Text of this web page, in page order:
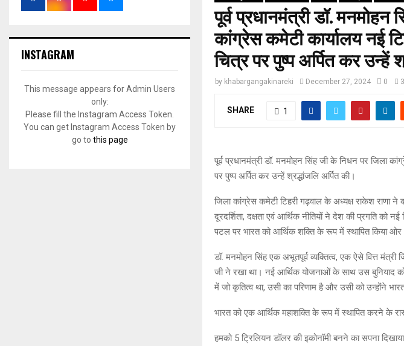
पूर्व प्रधानमंत्री डॉ.
कांग्रेस कमेटी कार्यालय नई
चित्र पर पुष्प अर्पित कर उन्हें
by khabargangakinareki December 27, 2024 0
SHARE 1
पूर्व प्रधानमंत्री डॉ. मनमोहन सिंह जी के निधन पर जिला
पर पुष्प अर्पित कर उन्हें श्रद्धांजलि अर्पित की।
जिला कांग्रेस कमेटी टिहरी गढ़वाल के अध्यक्ष राकेश राणा
दूरदर्शिता, दक्षता एवं आर्थिक नीतियों ने देश की प्रगति को
पटल पर भारत को आर्थिक शक्ति के रूप में स्थापित किया ओर
डॉ. मनमोहन सिंह एक अभूतपूर्व व्यक्तित्व, एक ऐसे वित्त मंत्री
जी ने रखा था। नई आर्थिक योजनाओं के साथ उस बुनियाद
में जो कृतित्व था, उसी का परिणाम है और उसी को उन्होंने
भारत को एक आर्थिक महाशक्ति के रूप में स्थापित करने के
हमको 5 ट्रिलियन डॉलर की इकोनॉमी बनने का सपना
INSTAGRAM
This message appears for Admin Users
only:
Please fill the Instagram Access Token.
You can get Instagram Access Token by
go to this page